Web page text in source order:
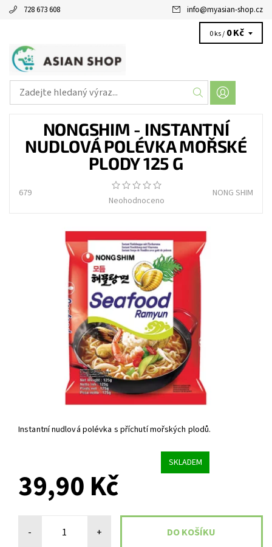
728 673 608 info@myasian-shop.cz
0 ks / 0 Kč
NONGSHIM - INSTANTNÍ
NUDLOVÁ POLÉVKA MOŘSKÉ
PLODY 125 G
679
Neohodnoceno
NONG SHIM
Instantní nudlová polévka s příchutí mořských plodů.
SKLADEM
39,90 Kč
- +